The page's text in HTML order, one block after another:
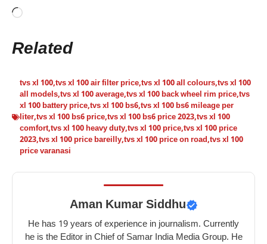
Loading…
Related
tvs xl 100,tvs xl 100 air filter price,tvs xl 100 all colours,tvs xl 100
all models,tvs xl 100 average,tvs xl 100 back wheel rim price,tvs
xl 100 battery price,tvs xl 100 bs6,tvs xl 100 bs6 mileage per
liter,tvs xl 100 bs6 price,tvs xl 100 bs6 price 2023,tvs xl 100
comfort,tvs xl 100 heavy duty,tvs xl 100 price,tvs xl 100 price
2023,tvs xl 100 price bareilly,tvs xl 100 price on road,tvs xl 100
price varanasi
Aman Kumar Siddhu
He has 19 years of experience in journalism. Currently
he is the Editor in Chief of Samar India Media Group. He